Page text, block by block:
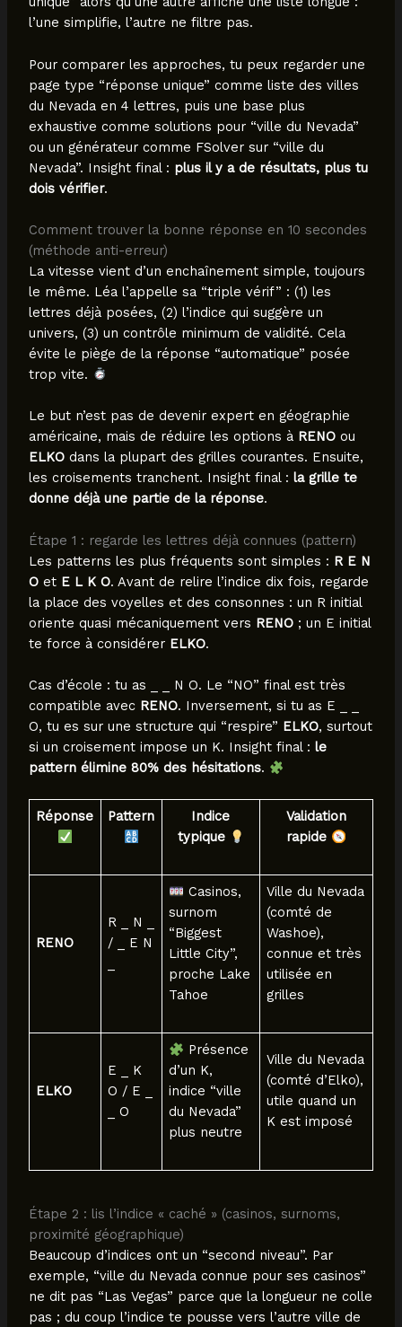
l’une simplifie, l’autre ne filtre pas.
Pour comparer les approches, tu peux regarder une
page type “réponse unique” comme liste des villes
du Nevada en 4 lettres, puis une base plus
exhaustive comme solutions pour “ville du Nevada”
ou un générateur comme FSolver sur “ville du
Nevada”. Insight final : plus il y a de résultats, plus tu
dois vérifier.
Comment trouver la bonne réponse en 10 secondes
(méthode anti-erreur)
La vitesse vient d’un enchaînement simple, toujours
le même. Léa l’appelle sa “triple vérif” : (1) les
lettres déjà posées, (2) l’indice qui suggère un
univers, (3) un contrôle minimum de validité. Cela
évite le piège de la réponse “automatique” posée
trop vite.
Le but n’est pas de devenir expert en géographie
américaine, mais de réduire les options à RENOou
ELKOdans la plupart des grilles courantes. Ensuite,
les croisements tranchent. Insight final : la grille te
donne déjà une partie de la réponse.
Étape 1 : regarde les lettres déjà connues (pattern)
Les patterns les plus fréquents sont simples : R E N
Oet E L K O. Avant de relire l’indice dix fois, regarde
la place des voyelles et des consonnes : un R initial
oriente quasi mécaniquement vers RENO; un E initial
te force à considérer ELKO.
Cas d’école : tu as _ _ N O. Le “NO” final est très
compatible avec RENO. Inversement, si tu as E _ _
O, tu es sur une structure qui “respire” ELKO, surtout
si un croisement impose un K. Insight final : le
pattern élimine 80% des hésitations.
Réponse Pattern
Indice
typique
Validation
rapide
RENO
R _ N _
/ _ E N
Casinos,
surnom
“Biggest
Little City”,
proche Lake
Tahoe
Ville du Nevada
(comté de
Washoe),
connue et très
utilisée en
grilles
ELKO
E _ K
O / E _
_ O
Présence
d’un K,
indice “ville
du Nevada”
plus neutre
Ville du Nevada
(comté d’Elko),
utile quand un
K est imposé
Étape 2 : lis l’indice « caché » (casinos, surnoms,
proximité géographique)
Beaucoup d’indices ont un “second niveau”. Par
exemple, “ville du Nevada connue pour ses casinos”
ne dit pas “Las Vegas” parce que la longueur ne colle
pas ; du coup l’indice te pousse vers l’autre ville de